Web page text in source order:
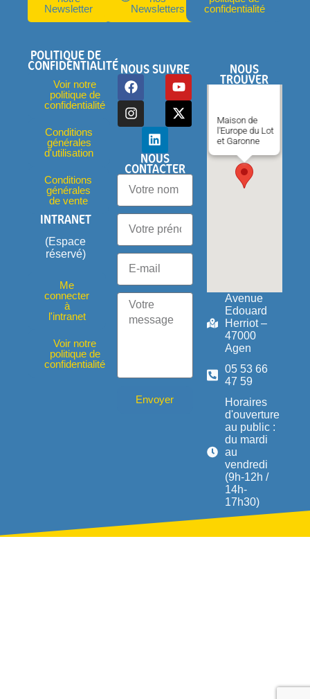
Newsletter
Newsletters
confidentialité
POLITIQUE DE
CONFIDENTIALITÉ
Voir notre
politique de
confidentialité
Conditions
générales
d'utilisation
Conditions
générales
de vente
INTRANET
(Espace
réservé)
Me
connecter
à
l'intranet
Voir notre
politique de
confidentialité
NOUS SUIVRE
NOUS
CONTACTER
Envoyer
NOUS
TROUVER
Maison de
l'Europe du Lot
et Garonne
Avenue
Edouard
Herriot –
47000
Agen
05 53 66
47 59
Horaires
d'ouverture
au public :
du mardi
au
vendredi
(9h-12h /
14h-
17h30)